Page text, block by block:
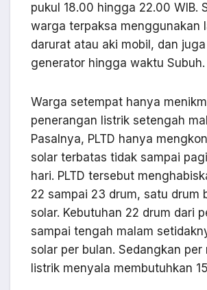
pukul 18.00 hingga 22.00 WIB.
warga terpaksa menggunakan
darurat atau aki mobil, dan
generator hingga waktu Subuh.
Warga setempat hanya
penerangan listrik setengah
Pasalnya, PLTD hanya
solar terbatas tidak sampai
hari. PLTD tersebut
22 sampai 23 drum, satu drum
solar. Kebutuhan 22 drum dari
sampai tengah malam
solar per bulan. Sedangkan per
listrik menyala membutuhkan